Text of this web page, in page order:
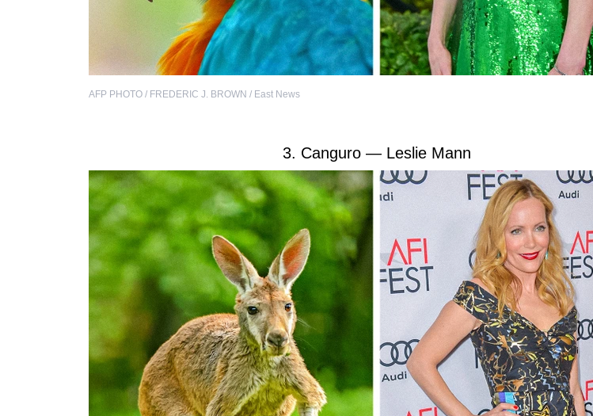
AFP PHOTO / FREDERIC J. BROWN / East News
3. Canguro — Leslie Mann